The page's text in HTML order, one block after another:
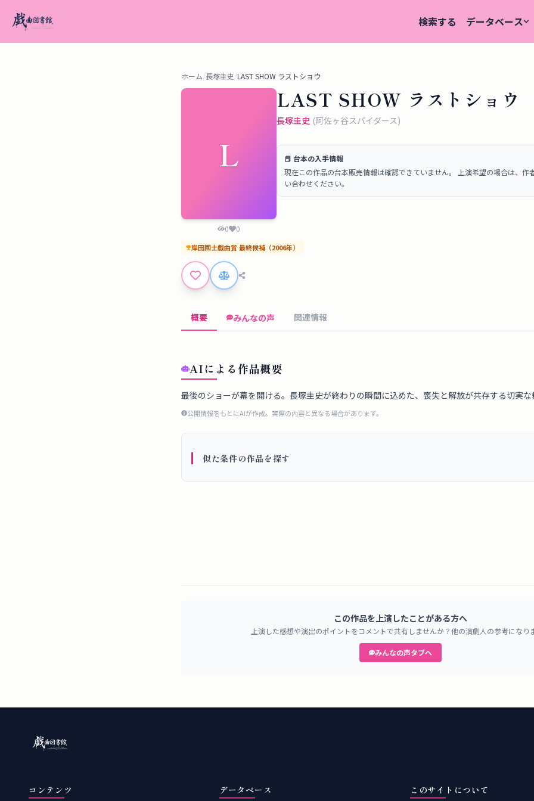
検索する データベース
ホーム/長塚圭史/LAST SHOW ラストショウ
L
0 0
LAST SHOW ラストショウ
長塚圭史 (阿佐ヶ谷スパイダース)
📕 台本の入手情報
現在この作品の台本販売情報は確認できていません。 上演希望の場合は、作
い合わせください。
岸田國士戯曲賞 最終候補 （2006年）
概要 みんなの声 関連情報
AIによる作品概要
最後のショーが幕を開ける。長塚圭史が終わりの瞬間に込めた、喪失と解放が共存する切実な
公開情報をもとにAIが作成。実際の内容と異なる場合があります。
似た条件の作品を探す
この作品を上演したことがある方へ
上演した感想や演出のポイントをコメントで共有しませんか？他の演劇人の参考になりま
みんなの声タブへ
コンテンツ データベース このサイトについて